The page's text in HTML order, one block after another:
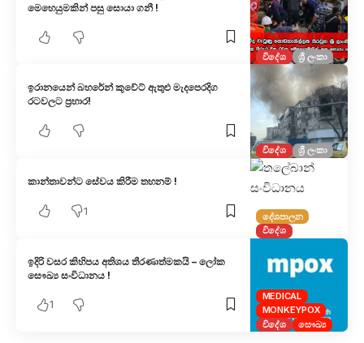
විදේශ ශ්‍රී ලංකා
මෙහෙයුමකින් පසු සොයා ගනී !
විදේශ ශ්‍රී ලංකා
ඉරානයෙන් බහරේන් කුවේට් ඇතුළු මැදපෙරදිග
රටවලට ප්‍රහාර!
දේශපාලන
විදේශ
කාන්තාවන්ට සේවය කිරීම තහනම් !
1
MEDICAL
MONKEYPOX
විදේශ
සෞඛ්‍ය
ඉදිරි වසර කිහිපය අතිශය තීරණාත්මකයි – ලෝක
සෞඛ්‍ය සංවිධානය !
1